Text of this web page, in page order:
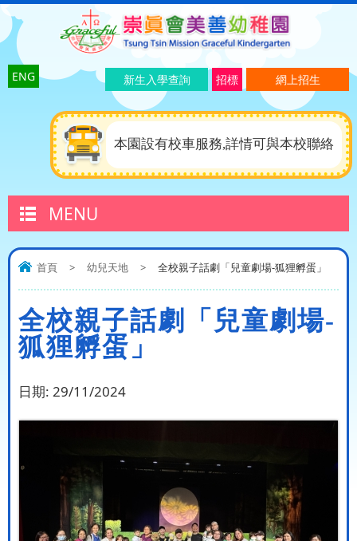
ENG 網上招生
招標
新生入學查詢
本園設有校車服務,詳情可與本校聯絡
MENU
首頁 > 幼兒天地 > 全校親子話劇「兒童劇場-狐狸孵蛋」
全校親子話劇「兒童劇場-
狐狸孵蛋」
日期: 29/11/2024